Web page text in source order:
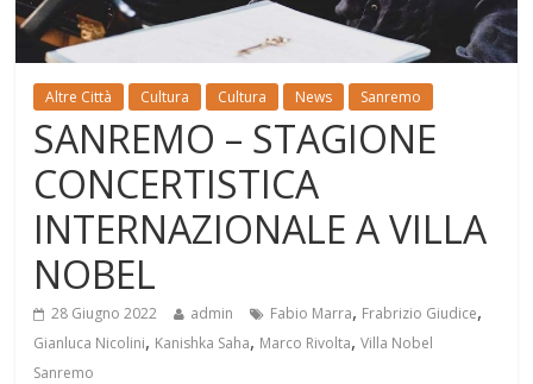
Altre Città Cultura Cultura News Sanremo
SANREMO – STAGIONE
CONCERTISTICA
INTERNAZIONALE A VILLA
NOBEL
28 Giugno 2022 admin Fabio Marra, Frabrizio Giudice,
Gianluca Nicolini, Kanishka Saha, Marco Rivolta,Villa Nobel
Sanremo